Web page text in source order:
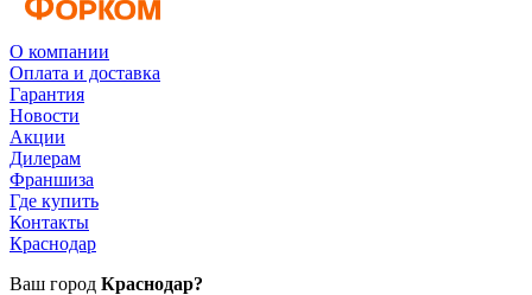
О компании
Оплата и доставка
Гарантия
Новости
Акции
Дилерам
Франшиза
Где купить
Контакты
Краснодар
Ваш город Краснодар?